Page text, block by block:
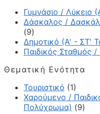
Γυμνάσιο / Λύκειο
Δάσκαλος /
(9)
Δημοτικό (Α' - ΣΤ'
Παιδικός Σταθμός /
Θεματική Ενότητα
Τουριστικό (1)
Χαρούμενο /
Πολύχρωμα) (9)